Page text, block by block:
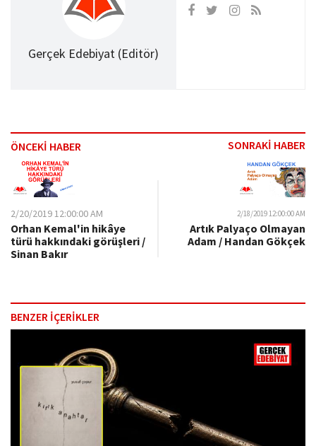
Gerçek Edebiyat (Editör)
ÖNCEKİ HABER SONRAKİ HABER
2/20/2019 12:00:00 AM
Orhan Kemal'in hikâye
türü hakkındaki görüşleri /
Sinan Bakır
2/18/2019 12:00:00 AM
Artık Palyaço Olmayan
Adam / Handan Gökçek
BENZER İÇERİKLER